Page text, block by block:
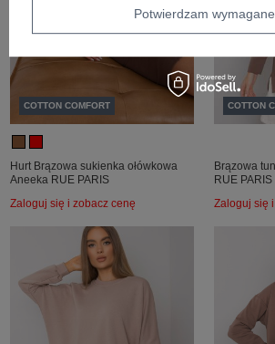
COTTON COMFORT
Hurt Brązowa sukienka ołówkowa
Aneeka RUE PARIS
Zaloguj się i zobacz cenę
COTTON
Brązowa
RUE PARIS
Zaloguj się
Potwierdzam wymagane